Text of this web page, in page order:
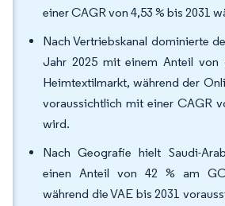
einer CAGR von 4,53 % bis 2031
Nach Vertriebskanal dominierte
Jahr 2025 mit einem Anteil von
Heimtextilmarkt, während der
voraussichtlich mit einer CAGR
wird.
Nach Geografie hielt Saudi-
einen Anteil von 42 % am
während die VAE bis 2031